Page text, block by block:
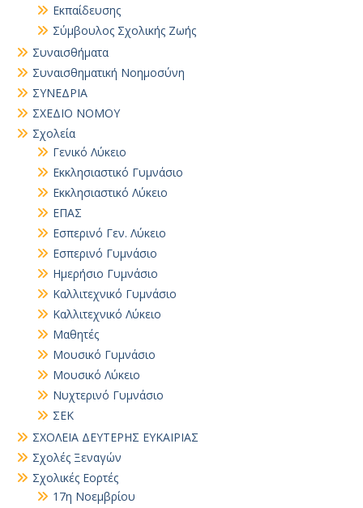
Εκπαίδευσης
Σύμβουλος Σχολικής Ζωής
Συναισθήματα
Συναισθηματική Νοημοσύνη
ΣΥΝΕΔΡΙΑ
ΣΧΕΔΙΟ ΝΟΜΟΥ
Σχολεία
Γενικό Λύκειο
Εκκλησιαστικό Γυμνάσιο
Εκκλησιαστικό Λύκειο
ΕΠΑΣ
Εσπερινό Γεν. Λύκειο
Εσπερινό Γυμνάσιο
Ημερήσιο Γυμνάσιο
Καλλιτεχνικό Γυμνάσιο
Καλλιτεχνικό Λύκειο
Μαθητές
Μουσικό Γυμνάσιο
Μουσικό Λύκειο
Νυχτερινό Γυμνάσιο
ΣΕΚ
ΣΧΟΛΕΙΑ ΔΕΥΤΕΡΗΣ ΕΥΚΑΙΡΙΑΣ
Σχολές Ξεναγών
Σχολικές Εορτές
17η Νοεμβρίου